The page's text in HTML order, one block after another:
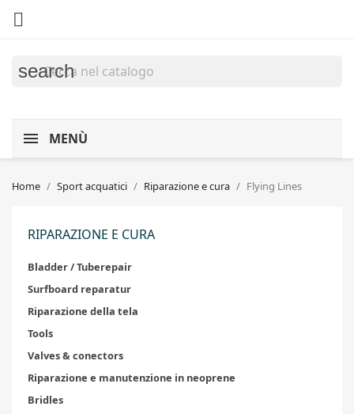

search
MENÙ
Home Sport acquatici Riparazione e cura Flying Lines
RIPARAZIONE E CURA
Bladder / Tuberepair
Surfboard reparatur
Riparazione della tela
Tools
Valves & conectors
Riparazione e manutenzione in neoprene
Bridles